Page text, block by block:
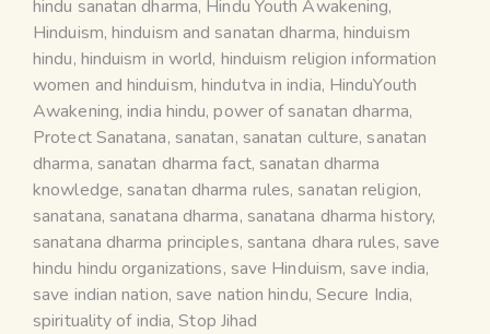
hindu sanatan dharma, Hindu Youth Awakening,
Hinduism,hinduism and sanatan dharma, hinduism
hindu, hinduism in world, hinduism religion information
women and hinduism,hindutva in india, HinduYouth
Awakening,india hindu,power of sanatan dharma,
Protect Sanatana, sanatan, sanatan culture, sanatan
dharma, sanatan dharma fact, sanatan dharma
knowledge, sanatan dharma rules, sanatan religion,
sanatana, sanatana dharma, sanatana dharma history,
sanatana dharma principles, santana dhara rules, save
hindu hindu organizations, save Hinduism, save india,
save indian nation, save nation hindu, Secure India,
spirituality of india,Stop Jihad